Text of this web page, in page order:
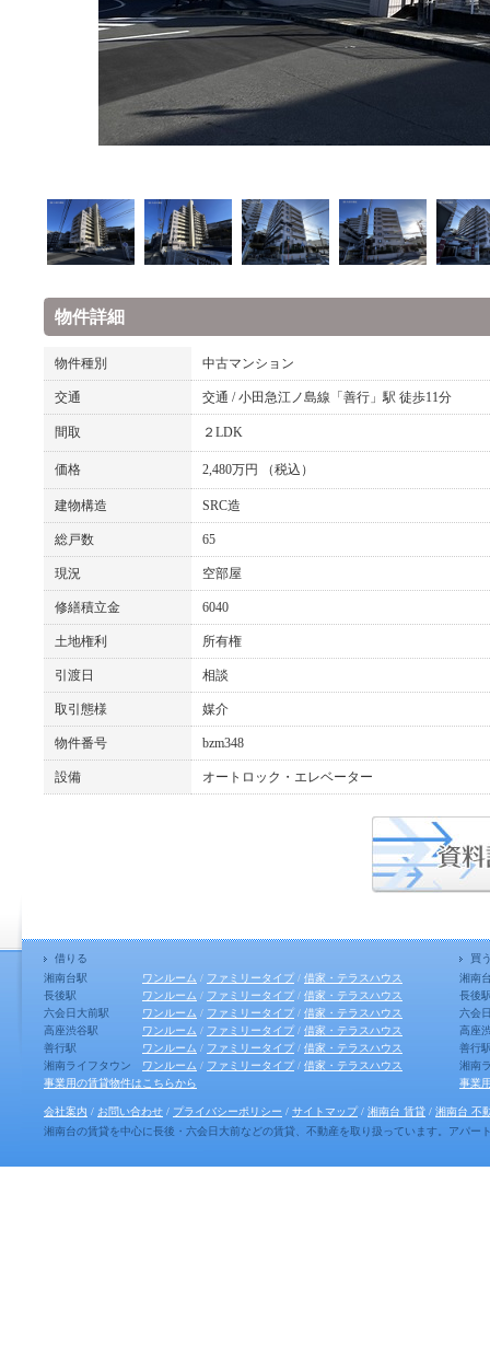
物件詳細
物件種別 中古マンション
交通 交通 / 小田急江ノ島線「善行」駅 徒歩11分
間取 ２LDK
価格 2,480万円 （税込）
建物構造 SRC造
総戸数 65
現況 空部屋
修繕積立金 6040
土地権利 所有権
引渡日 相談
取引態様 媒介
物件番号 bzm348
設備 オートロック・エレベーター
借りる
湘南台駅
ワンルーム / ファミリータイプ/ 借家・テラスハウス
長後駅
ワンルーム / ファミリータイプ/ 借家・テラスハウス
六会日大前駅
ワンルーム / ファミリータイプ/ 借家・テラスハウス
高座渋谷駅
ワンルーム / ファミリータイプ/ 借家・テラスハウス
善行駅
ワンルーム / ファミリータイプ/ 借家・テラスハウス
湘南ライフタウン
ワンルーム / ファミリータイプ/ 借家・テラスハウス
事業用の賃貸物件はこちらから
買
湘南
長後
六会
高座
善行
湘南
事業
会社案内 / お問い合わせ / プライバシーポリシー / サイトマップ/ 湘南台 賃貸 / 湘南台 不
湘南台の賃貸を中心に長後・六会日大前などの賃貸、不動産を取り扱っています。アパ